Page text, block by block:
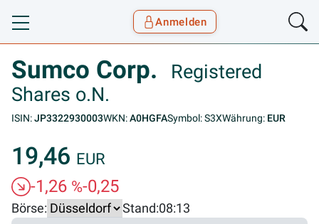
Toggle navigation
Anmelden
Sumco Corp.
Registered
Shares o.N.
ISIN:JP3322930003WKN:A0HGFASymbol: S3XWährung: EUR
19,46 EUR
-1,26 %-0,25
Börse: Stand:08:13